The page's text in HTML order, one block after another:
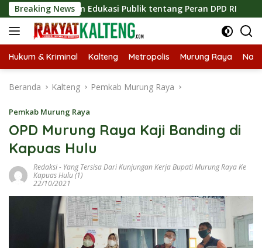
Langsung
ke
konten
Breaking News
Edukasi Publik tentang Peran DPD RI Masuknya
Hukum & Kriminal Kalteng Metropolis Murung Raya
Beranda Kalteng Pemkab Murung Raya
Pemkab Murung Raya
OPD Murung Raya Kaji Banding di
Kapuas Hulu
Redaksi- Yang Tersisa Dari Kunjungan Kerja Bupati Murung Raya Ke
Kapuas Hulu (1)
22/10/2021